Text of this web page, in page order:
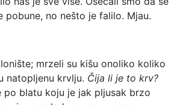
pobune, no nešto je falilo. Mjau.
mrzeli su kišu onoliko koliko
natopljenu krvlju. Čija li je to krv?
po blatu koju je jak pljusak brzo